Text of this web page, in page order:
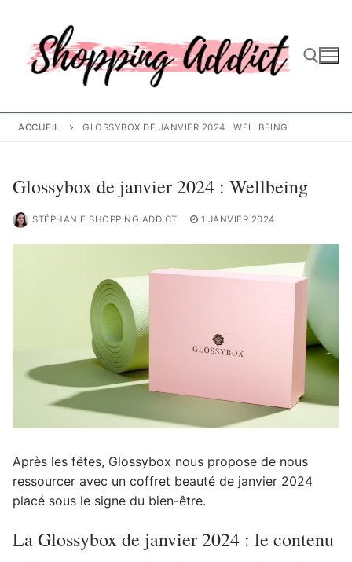
contenu
Rechercher :
ACCUEIL GLOSSYBOX DE JANVIER 2024 : WELLBEING
Glossybox de janvier 2024 : Wellbeing
STÉPHANIE SHOPPING ADDICT 1 JANVIER 2024
Après les fêtes, Glossybox nous propose de nous
ressourcer avec un coffret beauté de janvier 2024
placé sous le signe du bien-être.
La Glossybox de janvier 2024 : le contenu